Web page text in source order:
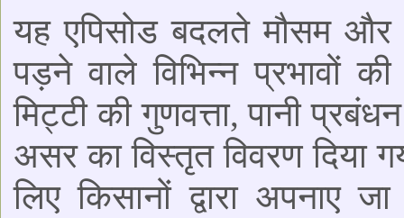
यह एपिसोड बदलते मौसम और
पड़ने वाले विभिन्न प्रभावों
मिट्टी की गुणवत्ता, पानी
असर का विस्तृत विवरण दिया
लिए किसानों द्वारा अपनाए